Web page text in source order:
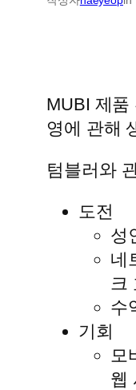
MUBI 제품
영에 관해
텀블러와
도전
성
네
크
수
기회
모
웹